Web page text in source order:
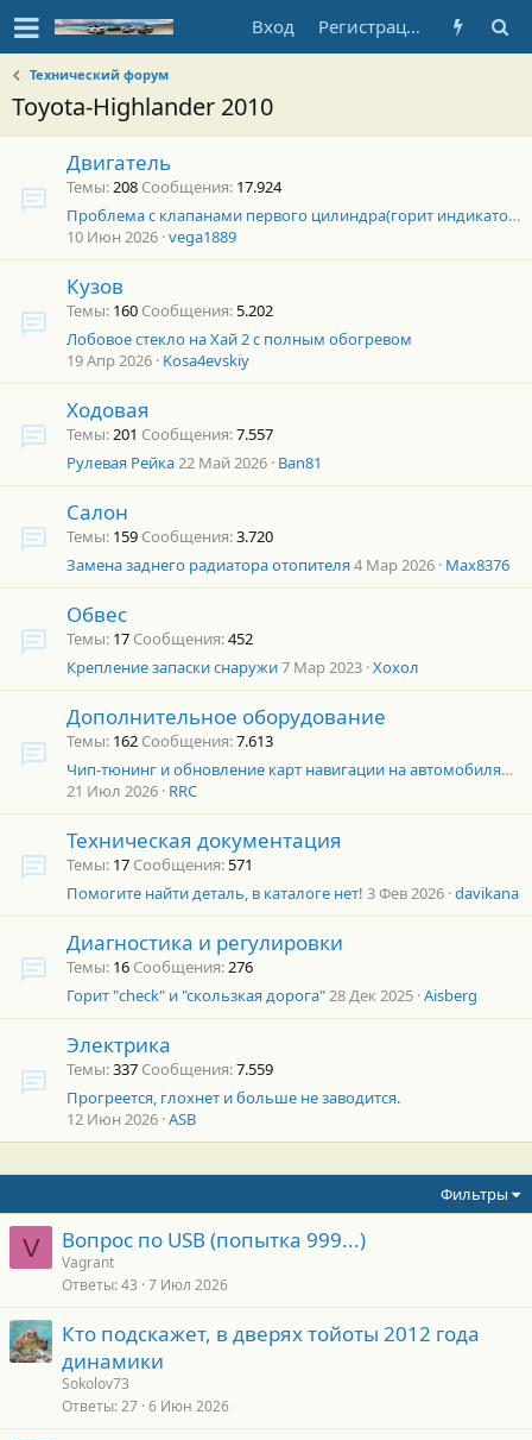
Вход Регистрация
Технический форум
Toyota-Highlander 2010
Двигатель
Темы 208 Сообщения 17.924
Проблема с клапанами первого цилиндра(горит индикатор скольжения)
10 Июн 2026 vega1889
Кузов
Темы 160 Сообщения 5.202
Лобовое стекло на Хай 2 с полным обогревом
19 Апр 2026 Kosa4evskiy
Ходовая
Темы 201 Сообщения 7.557
Рулевая Рейка22 Май 2026 Ban81
Салон
Темы 159 Сообщения 3.720
Замена заднего радиатора отопителя4 Мар 2026 Max8376
Обвес
Темы 17 Сообщения 452
Крепление запаски снаружи7 Мар 2023 Хохол
Дополнительное оборудование
Темы 162 Сообщения 7.613
Чип-тюнинг и обновление карт навигации на автомобилях Toyota и Lexus
21 Июл 2026 RRC
Техническая документация
Темы 17 Сообщения 571
Помогите найти деталь, в каталоге нет! 3 Фев 2026 davikana
Диагностика и регулировки
Темы 16 Сообщения 276
Горит "check" и "скользкая дорога"28 Дек 2025 Aisberg
Электрика
Темы 337 Сообщения 7.559
Прогреется, глохнет и больше не заводится.
12 Июн 2026 ASB
Фильтры
V Вопрос по USB (попытка 999...)
Vagrant
Ответы 43 7 Июл 2026
Кто подскажет, в дверях тойоты 2012 года
динамики
Sokolov73
Ответы 27 6 Июн 2026